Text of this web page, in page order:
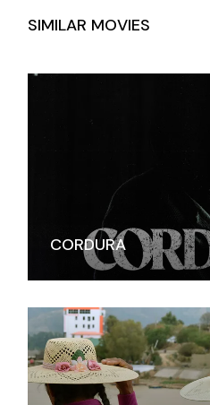
SIMILAR MOVIES
CORDURA